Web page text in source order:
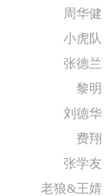
周华健
小虎队
张德兰
黎明
刘德华
费翔
张学友
老狼&王婧